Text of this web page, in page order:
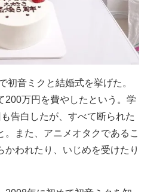
初音ミクと結婚式を挙げた。
200万円を費やしたという。学
告白したが、すべて断られた
。また、アニメオタクであるこ
かわれたり、いじめを受けたり